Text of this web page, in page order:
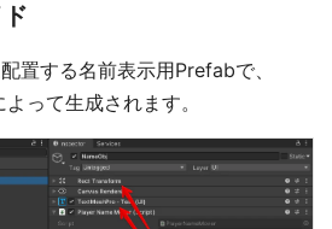
置する名前表示用Prefabで、
って生成されます。